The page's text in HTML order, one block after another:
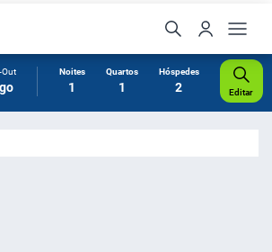
Out Noites
1
Quartos
1
Hóspedes
2 Editar